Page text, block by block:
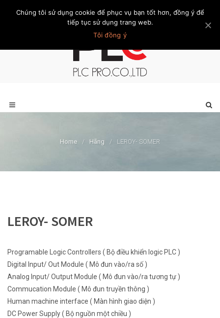
Trang chủ Giới thiệu Khách hàng Liên hệ Thành viên
Home / Hãng / LEROY- SOMER
LEROY- SOMER
Programable Logic Controllers ( Bộ điều khiển logic PLC )
Digital Input/ Out Module ( Mô đun vào/ra số )
Analog Input/ Output Module ( Mô đun vào/ra tương tự )
Commucation Module ( Mô đun truyền thông )
Human machine interface ( Màn hình giao diện )
DC Power Supply ( Bộ nguồn một chiều )
Chúng tôi sử dụng cookie để phục vụ bạn tốt hơn, đồng ý để
tiếp tục sử dụng trang web.
Tôi đồng ý